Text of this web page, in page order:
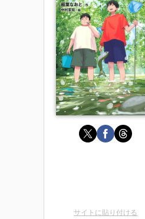
サイトに貼り付ける